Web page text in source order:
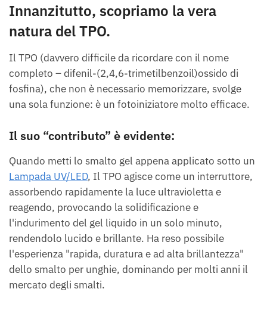
Innanzitutto, scopriamo la vera
natura del TPO.
Il TPO (davvero difficile da ricordare con il nome
completo – difenil-(2,4,6-trimetilbenzoil)ossido di
fosfina), che non è necessario memorizzare, svolge
una sola funzione: è un fotoiniziatore molto efficace.
Il suo “contributo” è evidente:
Quando metti lo smalto gel appena applicato sotto un
Lampada UV/LED, Il TPO agisce come un interruttore,
assorbendo rapidamente la luce ultravioletta e
reagendo, provocando la solidificazione e
l'indurimento del gel liquido in un solo minuto,
rendendolo lucido e brillante. Ha reso possibile
l'esperienza "rapida, duratura e ad alta brillantezza"
dello smalto per unghie, dominando per molti anni il
mercato degli smalti.